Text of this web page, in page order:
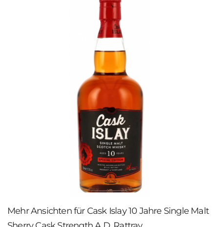
Mehr Ansichten für Cask Islay 10 Jahre Single Malt